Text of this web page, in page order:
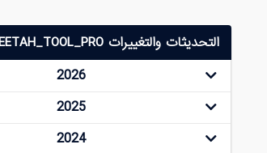
التحديثات والتغييرات CHEETAH_TOOL_PRO وحدة
2026
2025
2024